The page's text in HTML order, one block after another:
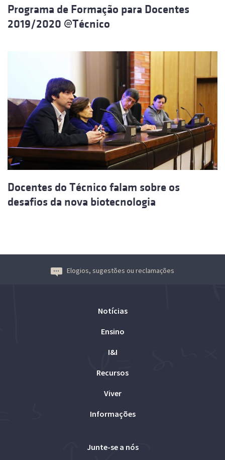
Programa de Formação para Docentes
2019/2020 @Técnico
Docentes do Técnico falam sobre os
desafios da nova biotecnologia
Elogios, sugestões ou reclamações
Notícias
Ensino
I&I
Recursos
Viver
Informações
Junte-se a nós